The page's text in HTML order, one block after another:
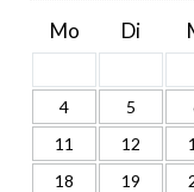
Mo Di
4
5
11
12
18
19